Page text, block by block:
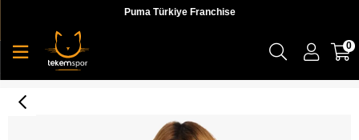
Puma Türkiye Franchise
0